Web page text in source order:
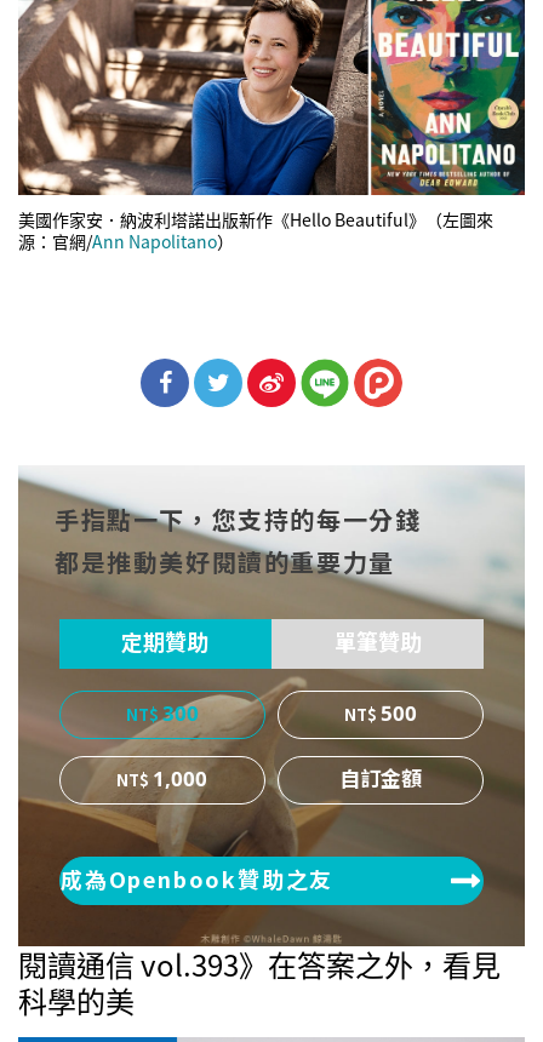
美國作家安．納波利塔諾出版新作《Hello Beautiful》（左圖來
源：官網/Ann Napolitano）
cebo
ok
witt
er
博
手指點一下，您支持的每一分錢
都是推動美好閱讀的重要力量
定期贊助 單筆贊助
300
500
1,000
成為Openbook贊助之友
閱讀通信 vol.393》在答案之外，看見
科學的美